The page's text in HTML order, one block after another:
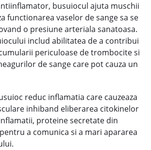
busuiocul ajuta muschii
functionarea vaselor de sange sa se
o presiune arteriala sanatoasa.
includ abilitatea de a contribui
periculoase de trombocite si
de sange care pot cauza un
reduc inflamatia care cauzeaza
inhiband eliberarea citokinelor
proteine secretate din
a comunica si a mari apararea